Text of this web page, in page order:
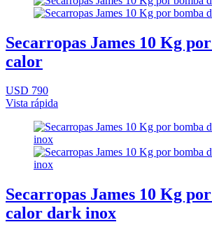
Secarropas James 10 Kg
calor
USD 790
Vista rápida
Secarropas James 10 Kg
calor dark inox